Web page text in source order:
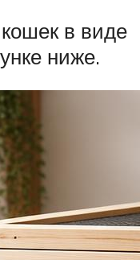
в виде
ниже.